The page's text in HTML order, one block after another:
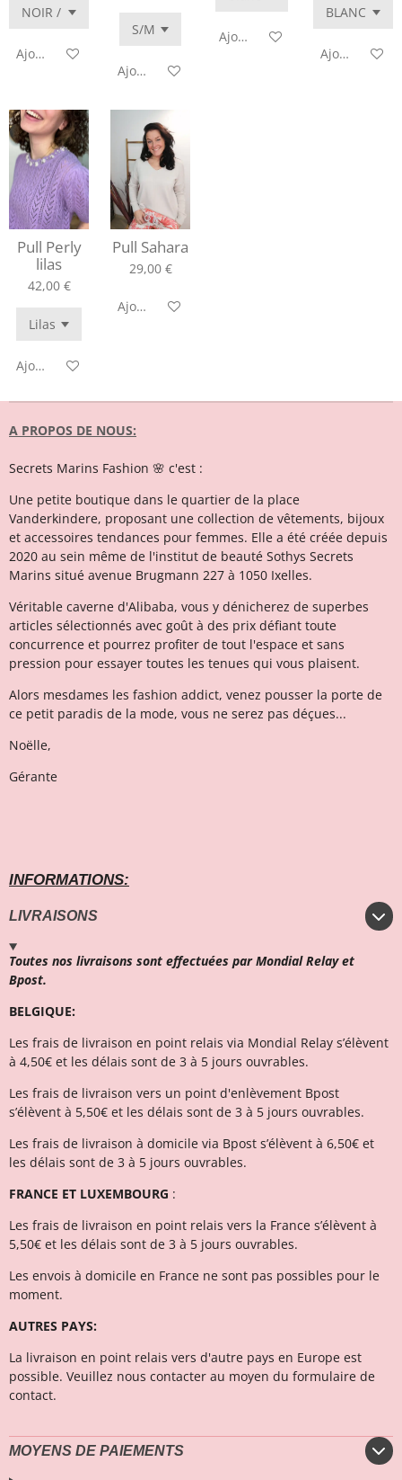
Ajouter au panier
Ajouter au panier
Ajouter au panier
Ajouter au
Pull Perly
lilas
42,00 €
Ajouter au panier
Pull Sahara
29,00 €
Ajouter au panier
A PROPOS DE NOUS:
Secrets Marins Fashion 🌸 c'est :
Une petite boutique dans le quartier de la place
Vanderkindere, proposant une collection de vêtements, bijoux
et accessoires tendances pour femmes. Elle a été créée depuis
2020 au sein même de l'institut de beauté Sothys Secrets
Marins situé avenue Brugmann 227 à 1050 Ixelles.
Véritable caverne d'Alibaba, vous y dénicherez de superbes
articles sélectionnés avec goût à des prix défiant toute
concurrence et pourrez profiter de tout l'espace et sans
pression pour essayer toutes les tenues qui vous plaisent.
Alors mesdames les fashion addict, venez pousser la porte de
ce petit paradis de la mode, vous ne serez pas déçues...
Noëlle,
Gérante
INFORMATIONS:
LIVRAISONS
Toutes nos livraisons sont effectuées par Mondial Relay et
Bpost.
BELGIQUE:
Les frais de livraison en point relais via Mondial Relay s’élèvent
à 4,50€ et les délais sont de 3 à 5 jours ouvrables.
Les frais de livraison vers un point d'enlèvement Bpost
s’élèvent à 5,50€ et les délais sont de 3 à 5 jours ouvrables.
Les frais de livraison à domicile via Bpost s’élèvent à 6,50€ et
les délais sont de 3 à 5 jours ouvrables.
FRANCE ET LUXEMBOURG :
Les frais de livraison en point relais vers la France s’élèvent à
5,50€ et les délais sont de 3 à 5 jours ouvrables.
Les envois à domicile en France ne sont pas possibles pour le
moment.
AUTRES PAYS:
La livraison en point relais vers d'autre pays en Europe est
possible. Veuillez nous contacter au moyen du formulaire de
contact.
MOYENS DE PAIEMENTS